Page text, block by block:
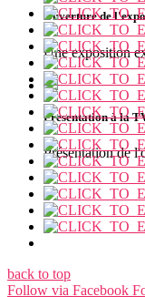
Ouverture de
Une exposition
Presentation à la
Présentation de
back to top
Follow via Facebook